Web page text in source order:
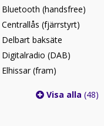
Bluetooth (handsfree)
Centrallås (fjärrstyrt)
Delbart baksäte
Digitalradio (DAB)
Elhissar (fram)
Visa alla(48)